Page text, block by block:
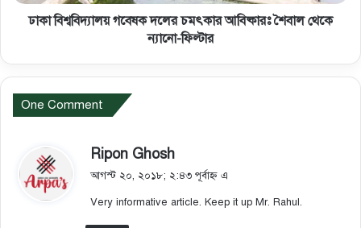
ঢাকা বিশ্ববিদ্যালয় গবেষক দলের চমৎকার আবিষ্কারঃ শৈবাল থেকে
ন্যানো-ফিল্টার
One Comment
Ripon Ghosh
ন
আগস্ট ২০, ২০১৮; ২:৪৩ পূর্বাহ্ন এ
Very informative article. Keep it up Mr. Rahul.